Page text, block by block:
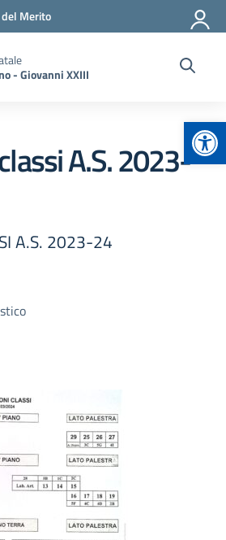
Merito
- Giovanni XXIII
A.S. 2023-
A.S. 2023-24